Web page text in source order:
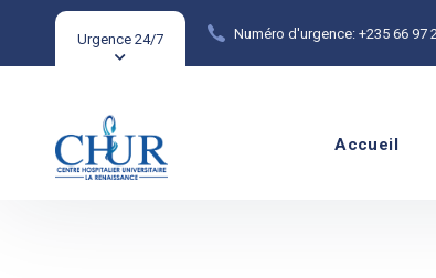
Urgence 24/7 Numéro d'urgence: +235 66 97
Accueil